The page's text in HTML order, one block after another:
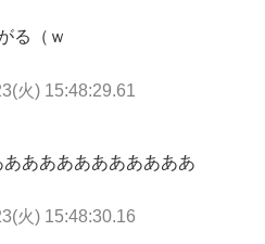
る（ｗ
火) 15:48:29.61
ああああああああああ
火) 15:48:30.16